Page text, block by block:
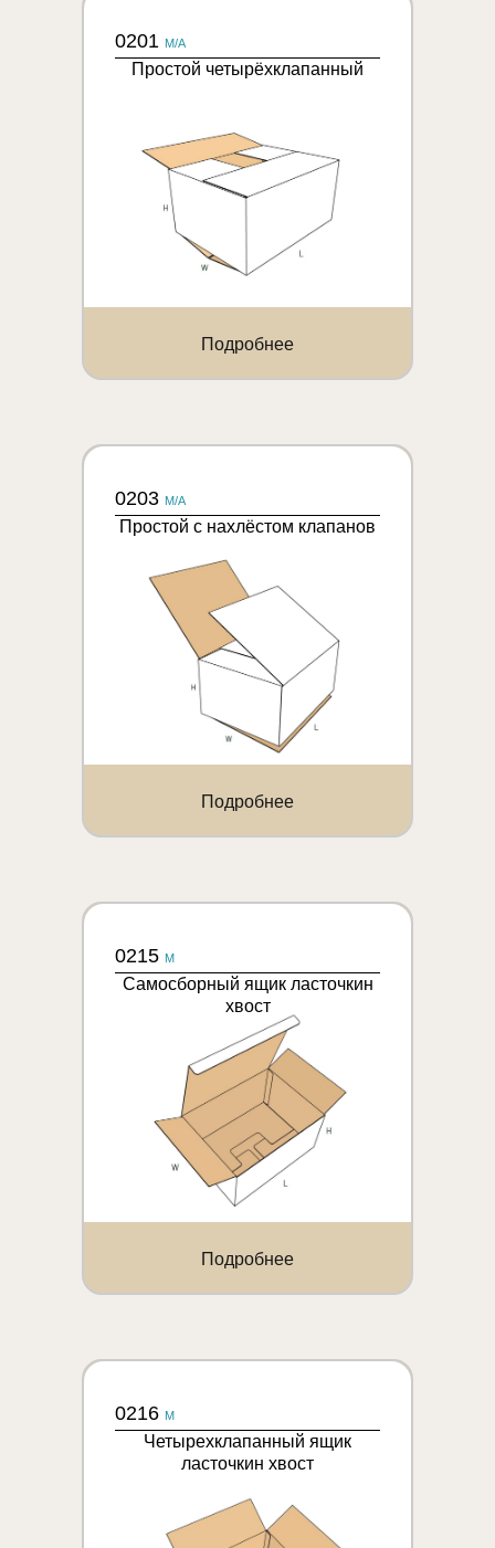
0201 M/A
Простой четырёхклапанный
Подробнее
0203 M/A
Простой с нахлёстом клапанов
Подробнее
0215 M
Самосборный ящик ласточкин
хвост
Подробнее
0216 M
Четырехклапанный ящик
ласточкин хвост